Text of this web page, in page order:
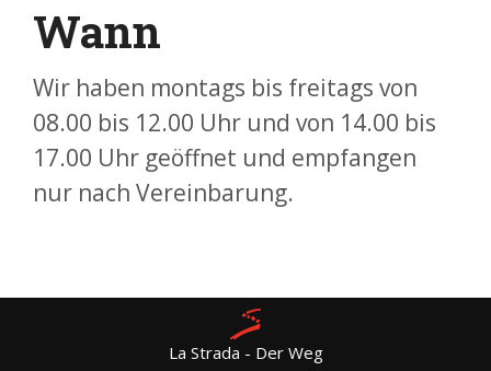
Wann
Wir haben montags bis freitags von
08.00 bis 12.00 Uhr und von 14.00 bis
17.00 Uhr geöffnet und empfangen
nur nach Vereinbarung.
La Strada - Der Weg